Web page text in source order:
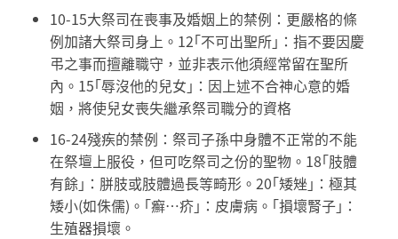
10-15大祭司在喪事及婚姻上的禁例：更嚴格的條
例加諸大祭司身上。12｢不可出聖所｣：指不要因慶
弔之事而擅離職守，並非表示他須經常留在聖所
內。15｢辱沒他的兒女｣：因上述不合神心意的婚
姻，將使兒女喪失繼承祭司職分的資格
16-24殘疾的禁例：祭司子孫中身體不正常的不能
在祭壇上服役，但可吃祭司之份的聖物。18｢肢體
有餘｣：胼肢或肢體過長等畸形。20｢矮矬｣：極其
矮小(如侏儒)。｢癬…疥｣：皮膚病。｢損壞腎子｣：
生殖器損壞。